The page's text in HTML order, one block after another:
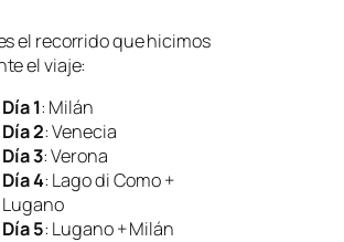
el recorrido que hicimos
el viaje:
Día 1: Milán
Día 2: Venecia
Día 3: Verona
Día 4: Lago di Como +
Lugano
Día 5: Lugano + Milán